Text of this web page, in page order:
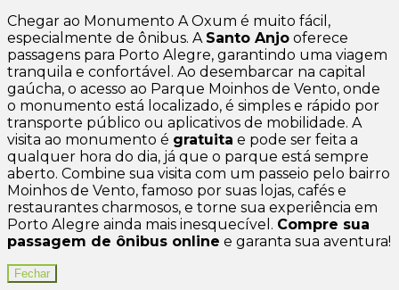
Chegar ao Monumento A Oxum é muito fácil,
especialmente de ônibus. A Santo Anjo oferece
passagens para Porto Alegre, garantindo uma viagem
tranquila e confortável. Ao desembarcar na capital
gaúcha, o acesso ao Parque Moinhos de Vento, onde
o monumento está localizado, é simples e rápido por
transporte público ou aplicativos de mobilidade. A
visita ao monumento é gratuita e pode ser feita a
qualquer hora do dia, já que o parque está sempre
aberto. Combine sua visita com um passeio pelo bairro
Moinhos de Vento, famoso por suas lojas, cafés e
restaurantes charmosos, e torne sua experiência em
Porto Alegre ainda mais inesquecível. Compre sua
passagem de ônibus online e garanta sua aventura!
Fechar